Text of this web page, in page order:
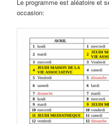
Le programme est aléatoire et
occasion: